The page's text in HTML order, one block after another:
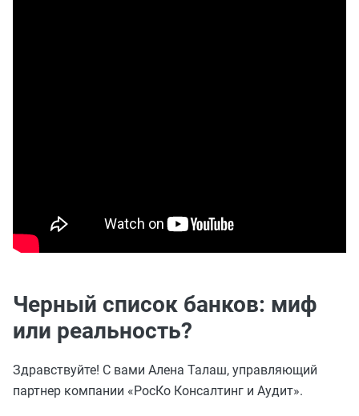
Черный список банков: миф
или реальность?
Здравствуйте! С вами Алена Талаш, управляющий
партнер компании «РосКо Консалтинг и Аудит».